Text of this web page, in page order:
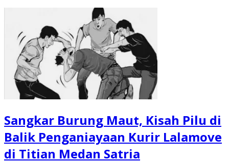
Sangkar Burung Maut, Kisah Pilu di
Balik Penganiayaan Kurir Lalamove
di Titian Medan Satria